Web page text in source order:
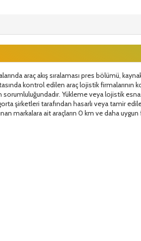
araç akış sıralaması pres bölümü,
kontrol edilen araç lojistik firmalarının
sorumluluğundadır. Yükleme veya lojistik
şirketleri tarafından hasarlı veya tamir
markalara ait araçların 0 km ve daha uygun